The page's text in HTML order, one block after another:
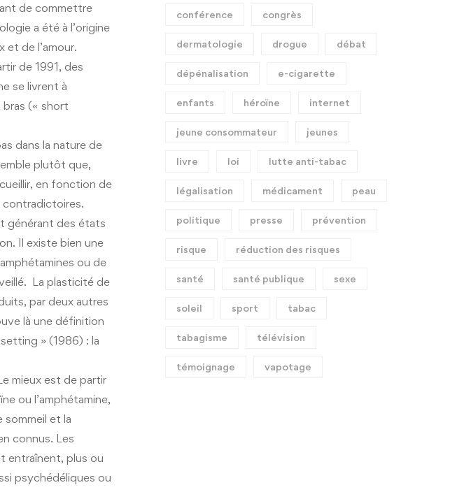
de commettre
a été à l’origine
et de l’amour.
de 1991, des
se livrent à
(« short
dans la nature de
plutôt que,
en fonction de
générant des états
Il existe bien une
ou de
La plasticité de
par deux autres
là une définition
» (1986) : la
mieux est de partir
ou l’amphétamine,
et la
connus. Les
entraînent, plus ou
psychédéliques ou
conférence congrès
dermatologie drogue débat
dépénalisation e-cigarette
enfants héroïne internet
jeune consommateur jeunes
livre loi lutte anti-tabac
légalisation médicament peau
politique presse prévention
risque réduction des risques
santé santé publique sexe
soleil sport tabac
tabagisme télévision
témoignage vapotage